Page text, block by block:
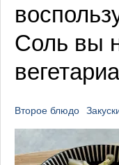
Соль вы
Второе блюдо